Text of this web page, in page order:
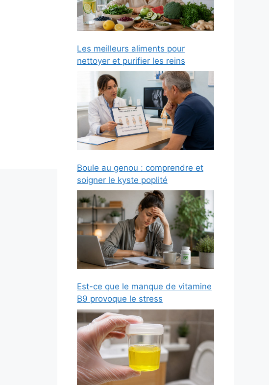
Les meilleurs aliments pour
nettoyer et purifier les reins
Boule au genou : comprendre et
soigner le kyste poplité
Est-ce que le manque de vitamine
B9 provoque le stress